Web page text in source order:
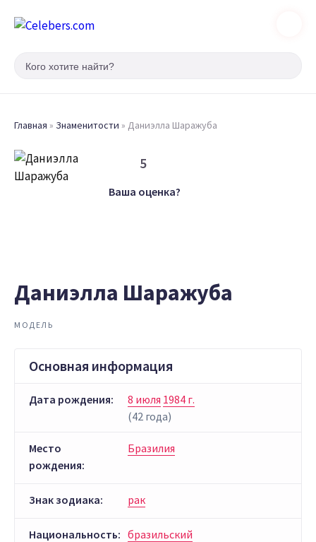
Главная » Знаменитости » Даниэлла Шаражуба
5
Ваша оценка?
Даниэлла Шаражуба
МОДЕЛЬ
Основная информация
Дата рождения: 8 июля 1984 г.
(42 года)
Место
рождения:
Бразилия
Знак зодиака: рак
Национальность: бразильский